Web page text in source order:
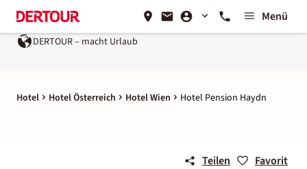
Menü
DERTOUR – macht Urlaub
Hotel Hotel Österreich Hotel Wien Hotel Pension Haydn
Teilen Favorit